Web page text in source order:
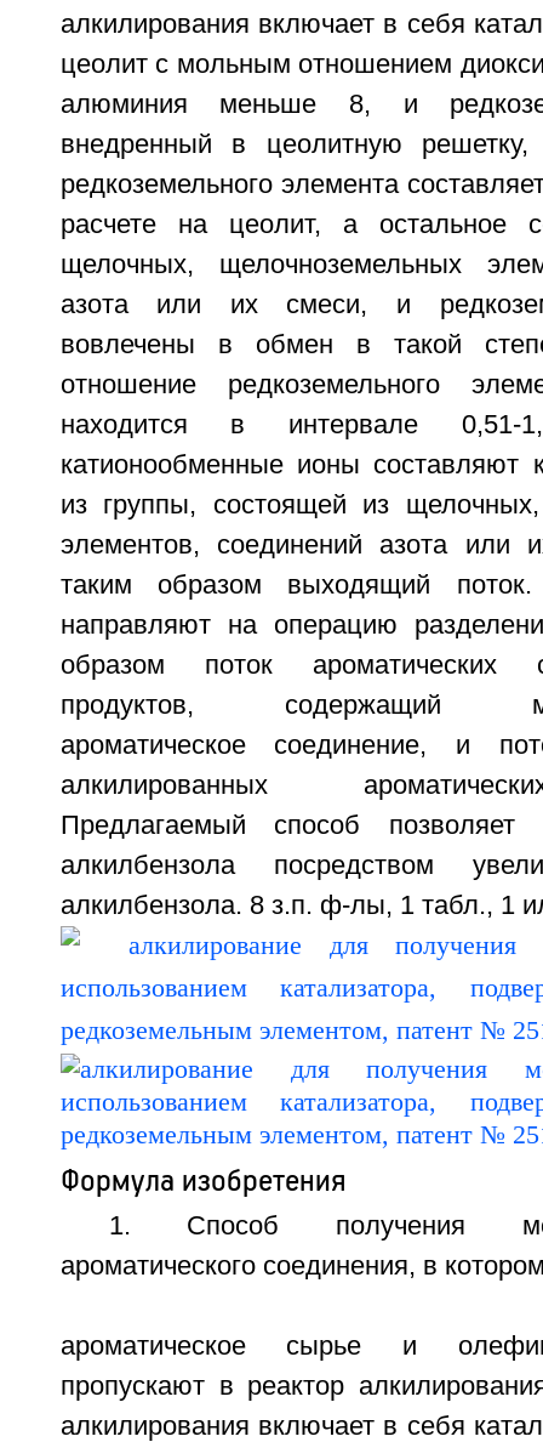
алкилирования включает в себя
цеолит с мольным отношением
алюминия меньше 8, и
внедренный в цеолитную решетку,
редкоземельного элемента
расчете на цеолит, а остальное
щелочных, щелочноземельных
азота или их смеси, и
вовлечены в обмен в такой
отношение редкоземельного
находится в интервале 0,51-
катионообменные ионы составляют
из группы, состоящей из
элементов, соединений азота или
таким образом выходящий
направляют на операцию
образом поток ароматических
продуктов, содержащий
ароматическое соединение, и
алкилированных
Предлагаемый способ позволяет
алкилбензола посредством
алкилбензола. 8 з.п. ф-лы, 1 табл., 1
Формула изобретения
1. Способ получения
ароматического соединения, в
ароматическое сырье и
пропускают в реактор
алкилирования включает в себя